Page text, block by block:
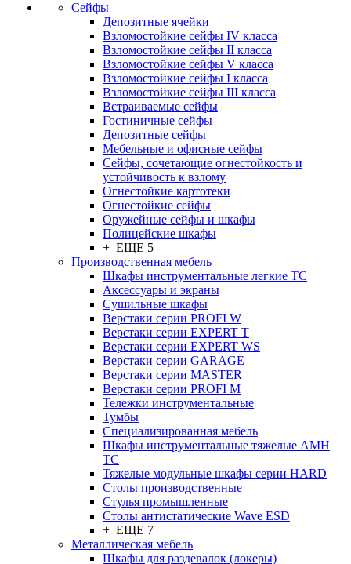
Сейфы
Депозитные ячейки
Взломостойкие сейфы IV класса
Взломостойкие сейфы II класса
Взломостойкие сейфы V класса
Взломостойкие сейфы I класса
Взломостойкие сейфы III класса
Встраиваемые сейфы
Гостиничные сейфы
Депозитные сейфы
Мебельные и офисные сейфы
Сейфы, сочетающие огнестойкость и
устойчивость к взлому
Огнестойкие картотеки
Огнестойкие сейфы
Оружейные сейфы и шкафы
Полицейские шкафы
+ ЕЩЕ 5
Производственная мебель
Шкафы инструментальные легкие ТС
Аксессуары и экраны
Cушильные шкафы
Верстаки серии PROFI W
Верстаки серии EXPERT T
Верстаки серии EXPERT WS
Верстаки серии GARAGE
Верстаки серии MASTER
Верстаки серии PROFI M
Тележки инструментальные
Тумбы
Cпециализированная мебель
Шкафы инструментальные тяжелые AMH
TC
Тяжелые модульные шкафы серии HARD
Столы производственные
Стулья промышленные
Столы антистатические Wave ESD
+ ЕЩЕ 7
Металлическая мебель
Шкафы для раздевалок (локеры)